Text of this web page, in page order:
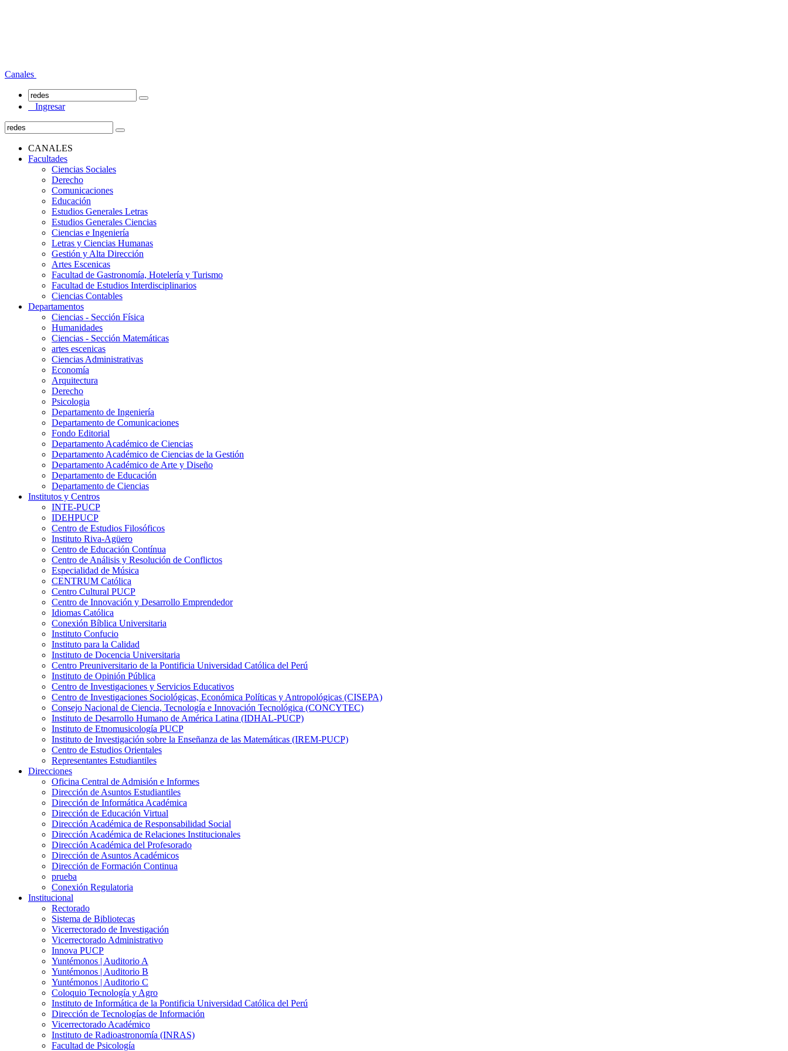
Canales
Ingresar
CANALES
Facultades
Ciencias Sociales
Derecho
Comunicaciones
Educación
Estudios Generales Letras
Estudios Generales Ciencias
Ciencias e Ingeniería
Letras y Ciencias Humanas
Gestión y Alta Dirección
Artes Escenicas
Facultad de Gastronomía, Hotelería y Turismo
Facultad de Estudios Interdisciplinarios
Ciencias Contables
Departamentos
Ciencias - Sección Física
Humanidades
Ciencias - Sección Matemáticas
artes escenicas
Ciencias Administrativas
Economía
Arquitectura
Derecho
Psicologia
Departamento de Ingeniería
Departamento de Comunicaciones
Fondo Editorial
Departamento Académico de Ciencias
Departamento Académico de Ciencias de la Gestión
Departamento Académico de Arte y Diseño
Departamento de Educación
Departamento de Ciencias
Institutos y Centros
INTE-PUCP
IDEHPUCP
Centro de Estudios Filosóficos
Instituto Riva-Agüero
Centro de Educación Contínua
Centro de Análisis y Resolución de Conflictos
Especialidad de Música
CENTRUM Católica
Centro Cultural PUCP
Centro de Innovación y Desarrollo Emprendedor
Idiomas Católica
Conexión Bíblica Universitaria
Instituto Confucio
Instituto para la Calidad
Instituto de Docencia Universitaria
Centro Preuniversitario de la Pontificia Universidad Católica del Perú
Instituto de Opinión Pública
Centro de Investigaciones y Servicios Educativos
Centro de Investigaciones Sociológicas, Económica Políticas y Antropológicas (CISEPA)
Consejo Nacional de Ciencia, Tecnología e Innovación Tecnológica (CONCYTEC)
Instituto de Desarrollo Humano de América Latina (IDHAL-PUCP)
Instituto de Etnomusicología PUCP
Instituto de Investigación sobre la Enseñanza de las Matemáticas (IREM-PUCP)
Centro de Estudios Orientales
Representantes Estudiantiles
Direcciones
Oficina Central de Admisión e Informes
Dirección de Asuntos Estudiantiles
Dirección de Informática Académica
Dirección de Educación Virtual
Dirección Académica de Responsabilidad Social
Dirección Académica de Relaciones Institucionales
Dirección Académica del Profesorado
Dirección de Asuntos Académicos
Dirección de Formación Continua
prueba
Conexión Regulatoria
Institucional
Rectorado
Sistema de Bibliotecas
Vicerrectorado de Investigación
Vicerrectorado Administrativo
Innova PUCP
Yuntémonos | Auditorio A
Yuntémonos | Auditorio B
Yuntémonos | Auditorio C
Coloquio Tecnología y Agro
Instituto de Informática de la Pontificia Universidad Católica del Perú
Dirección de Tecnologías de Información
Vicerrectorado Académico
Instituto de Radioastronomía (INRAS)
Facultad de Psicología